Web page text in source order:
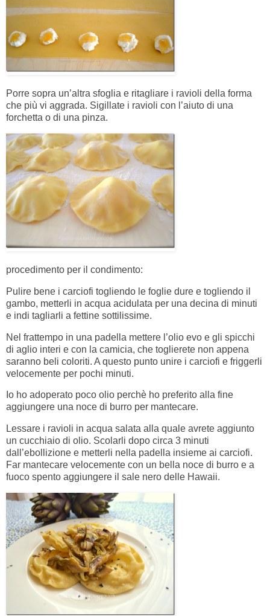
Porre sopra un’altra sfoglia e ritagliare i ravioli della forma
che più vi aggrada. Sigillate i ravioli con l’aiuto di una
forchetta o di una pinza.
procedimento per il condimento:
Pulire bene i carciofi togliendo le foglie dure e togliendo il
gambo, metterli in acqua acidulata per una decina di minuti
e indi tagliarli a fettine sottilissime.
Nel frattempo in una padella mettere l’olio evo e gli spicchi
di aglio interi e con la camicia, che toglierete non appena
saranno beli coloriti. A questo punto unire i carciofi e friggerli
velocemente per pochi minuti.
Io ho adoperato poco olio perchè ho preferito alla fine
aggiungere una noce di burro per mantecare.
Lessare i ravioli in acqua salata alla quale avrete aggiunto
un cucchiaio di olio. Scolarli dopo circa 3 minuti
dall’ebollizione e metterli nella padella insieme ai carciofi.
Far mantecare velocemente con un bella noce di burro e a
fuoco spento aggiungere il sale nero delle Hawaii.